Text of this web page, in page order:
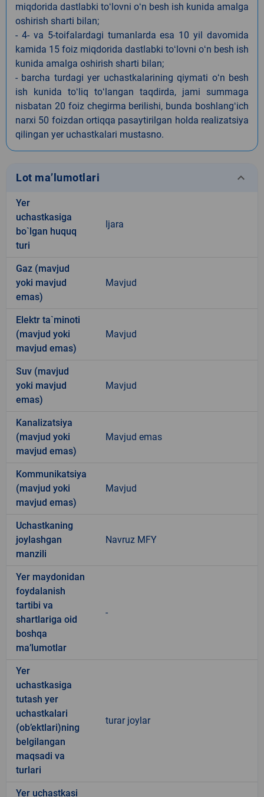
miqdorida dastlabki toʻlovni oʻn besh ish kunida amalga
oshirish sharti bilan;
- 4- va 5-toifalardagi tumanlarda esa 10 yil davomida
kamida 15 foiz miqdorida dastlabki toʻlovni oʻn besh ish
kunida amalga oshirish sharti bilan;
- barcha turdagi yer uchastkalarining qiymati oʻn besh
ish kunida toʻliq toʻlangan taqdirda, jami summaga
nisbatan 20 foiz chegirma berilishi, bunda boshlangʻich
narxi 50 foizdan ortiqqa pasaytirilgan holda realizatsiya
qilingan yer uchastkalari mustasno.
Lot ma’lumotlari keyboard_arrow_down
Yer
uchastkasiga
bo`lgan huquq
turi
Ijara
Gaz (mavjud
yoki mavjud
emas)
Mavjud
Elektr ta`minoti
(mavjud yoki
mavjud emas)
Mavjud
Suv (mavjud
yoki mavjud
emas)
Mavjud
Kanalizatsiya
(mavjud yoki
mavjud emas)
Mavjud emas
Kommunikatsiya
(mavjud yoki
mavjud emas)
Mavjud
Uchastkaning
joylashgan
manzili
Navruz MFY
Yer maydonidan
foydalanish
tartibi va
shartlariga oid
boshqa
ma’lumotlar
-
Yer
uchastkasiga
tutash yer
uchastkalari
(ob’ektlari)ning
belgilangan
maqsadi va
turlari
turar joylar
Yer uchastkasi